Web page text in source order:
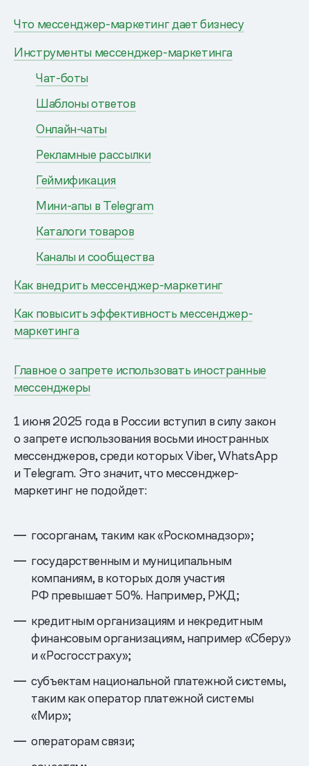
Что мессенджер-маркетинг дает бизнесу
Инструменты мессенджер-маркетинга
Чат-боты
Шаблоны ответов
Онлайн-чаты
Рекламные рассылки
Геймификация
Мини-апы в Telegram
Каталоги товаров
Каналы и сообщества
Как внедрить мессенджер-маркетинг
Как повысить эффективность мессенджер-
маркетинга
Главное о запрете использовать иностранные
мессенджеры
1 июня 2025 года в России вступил в силу закон
о запрете использования восьми иностранных
мессенджеров, среди которых Viber, WhatsApp
и Telegram. Это значит, что мессенджер-
маркетинг не подойдет:
госорганам, таким как «Роскомнадзор»;
государственным и муниципальным
компаниям, в которых доля участия
РФ превышает 50%. Например, РЖД;
кредитным организациям и некредитным
финансовым организациям, например «Сберу»
и «Росгосстраху»;
субъектам национальной платежной системы,
таким как оператор платежной системы
«Мир»;
операторам связи;